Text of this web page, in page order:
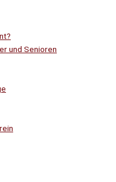
und Senioren